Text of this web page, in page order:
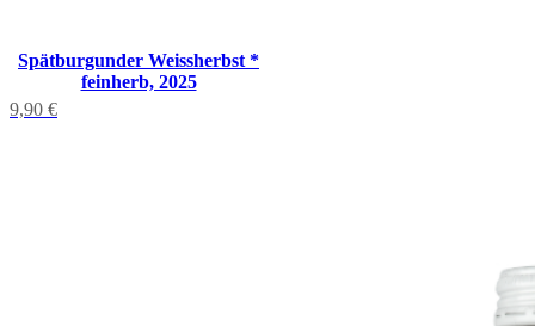
Spätburgunder Weissherbst *
feinherb, 2025
9,90 €